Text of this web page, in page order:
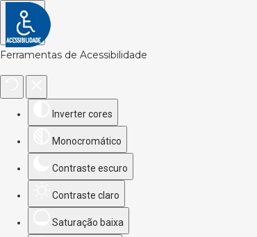
Ferramentas de Acessibilidade
Inverter cores
Monocromático
Contraste escuro
Contraste claro
Saturação baixa